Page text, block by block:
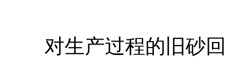
对生产过程的旧砂回